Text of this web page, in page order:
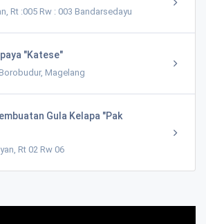
Rt :005 Rw : 003 Bandarsedayu
"Katese"
Magelang
Gula Kelapa "Pak
Rt 02 Rw 06